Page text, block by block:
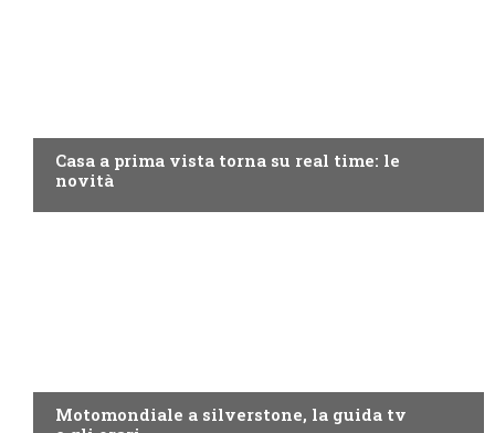
Casa a prima vista torna su real time: le
novità
Motomondiale a silverstone, la guida tv